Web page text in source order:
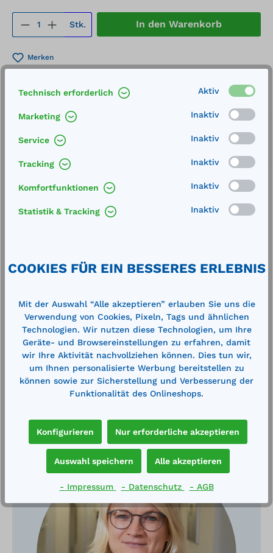
Produkt Anzahl: Gib den
Stk. In den Warenkorb
Merken
4 kgfeuerverzinkt und steckbar, zum Drehen von
Technische Daten
Haben Sie Fragen?
Technisch erforderlich Aktiv
Marketing Inaktiv
Service Inaktiv
Tracking Inaktiv
Komfortfunktionen Inaktiv
Statistik & Tracking Inaktiv
COOKIES FÜR EIN BESSERES ERLEBNIS
Mit der Auswahl “Alle akzeptieren” erlauben Sie uns die
Verwendung von Cookies, Pixeln, Tags und ähnlichen
Technologien. Wir nutzen diese Technologien, um Ihre
Geräte- und Browsereinstellungen zu erfahren, damit
wir Ihre Aktivität nachvollziehen können. Dies tun wir,
um Ihnen personalisierte Werbung bereitstellen zu
können sowie zur Sicherstellung und Verbesserung der
Funktionalität des Onlineshops.
Konfigurieren Nur erforderliche akzeptieren
Auswahl speichern Alle akzeptieren
- Impressum - Datenschutz - AGB